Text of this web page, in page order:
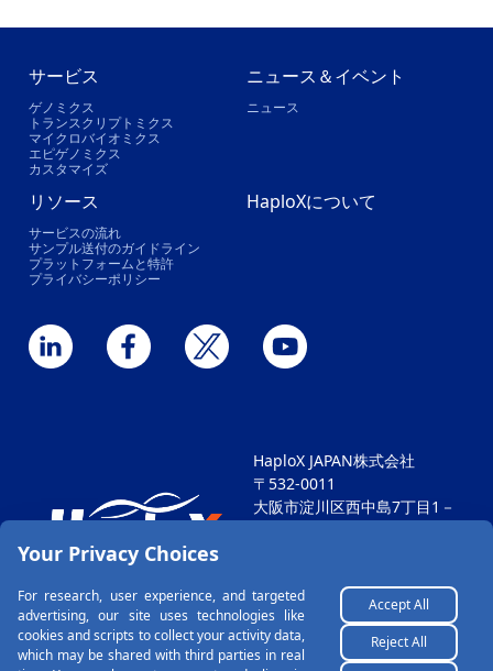
サービス
ゲノミクス
トランスクリプトミクス
マイクロバイオミクス
エピゲノミクス
カスタマイズ
ニュース＆イベント
ニュース
リソース
サービスの流れ
サンプル送付のガイドライン
プラットフォームと特許
プライバシーポリシー
HaploXについて
HaploX JAPAN株式会社
〒532-0011
大阪市淀川区西中島7丁目1－
6711-4813
Email: hapjp@haplox.net
Your Privacy Choices
For research, user experience, and targeted
advertising, our site uses technologies like
cookies and scripts to collect your activity data,
which may be shared with third parties in real
Accept All
Reject All